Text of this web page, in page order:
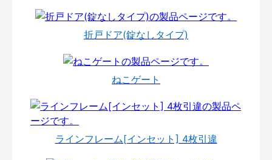
折戸ドア(錠なしタイプ)
ねこゲート
ラインフレーム[インセット] 4枚引違